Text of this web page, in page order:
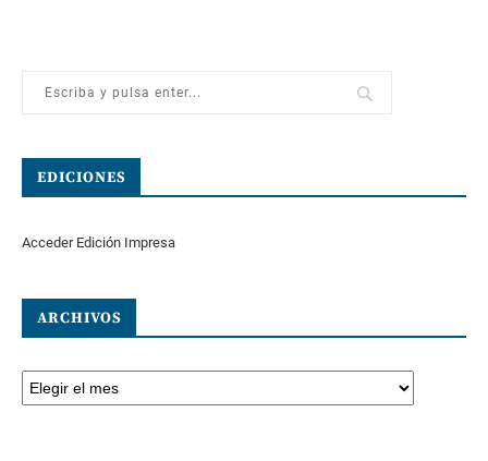
EDICIONES
Acceder Edición Impresa
ARCHIVOS